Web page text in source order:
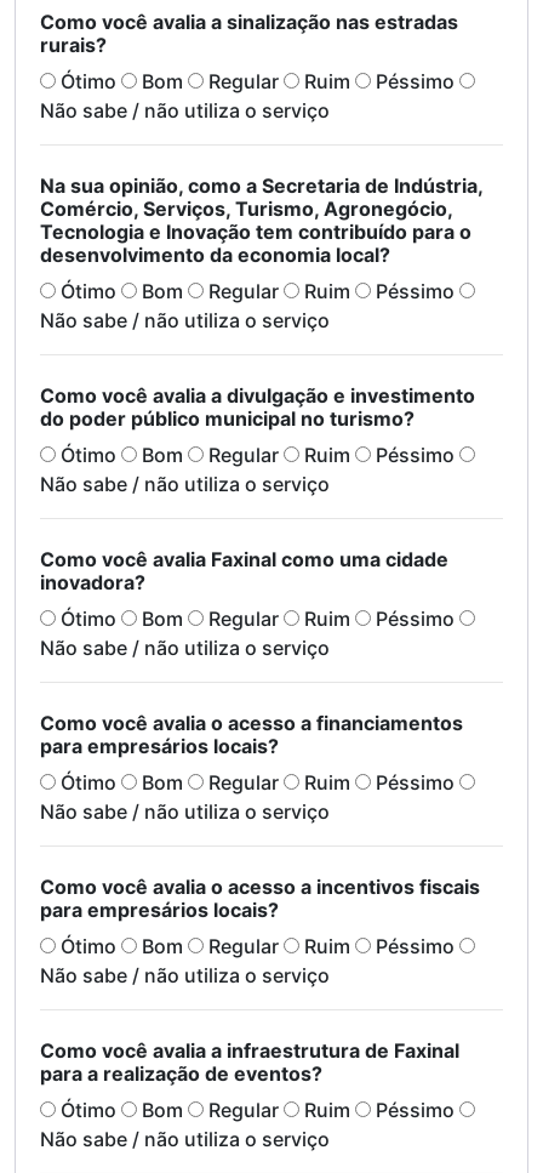
Como você avalia a sinalização nas estradas
rurais?
Ótimo
Bom Regular Ruim
Péssimo
Não sabe / não utiliza o serviço
Na sua opinião, como a Secretaria de Indústria,
Comércio, Serviços, Turismo, Agronegócio,
Tecnologia e Inovação tem contribuído para o
desenvolvimento da economia local?
Ótimo
Bom Regular Ruim
Péssimo
Não sabe / não utiliza o serviço
Como você avalia a divulgação e investimento
do poder público municipal no turismo?
Ótimo
Bom Regular Ruim
Péssimo
Não sabe / não utiliza o serviço
Como você avalia Faxinal como uma cidade
inovadora?
Ótimo
Bom Regular Ruim
Péssimo
Não sabe / não utiliza o serviço
Como você avalia o acesso a financiamentos
para empresários locais?
Ótimo
Bom Regular Ruim
Péssimo
Não sabe / não utiliza o serviço
Como você avalia o acesso a incentivos fiscais
para empresários locais?
Ótimo
Bom Regular Ruim
Péssimo
Não sabe / não utiliza o serviço
Como você avalia a infraestrutura de Faxinal
para a realização de eventos?
Ótimo
Bom Regular Ruim
Péssimo
Não sabe / não utiliza o serviço